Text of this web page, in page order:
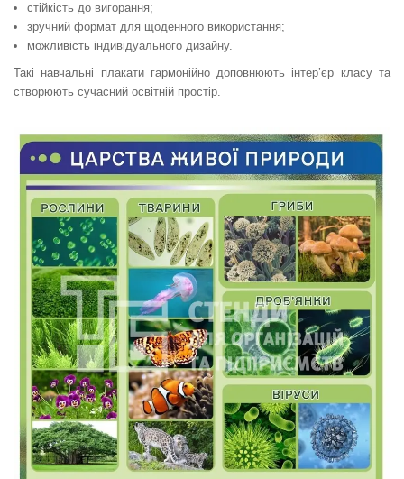
стійкість до вигорання;
зручний формат для щоденного використання;
можливість індивідуального дизайну.
Такі навчальні плакати гармонійно доповнюють інтер’єр класу та
створюють сучасний освітній простір.